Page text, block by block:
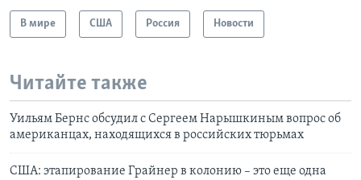
В мире США Россия Новости
Читайте также
Уильям Бернс обсудил с Сергеем Нарышкиным вопрос об
американцах, находящихся в российских тюрьмах
США: этапирование Грайнер в колонию – это еще одна